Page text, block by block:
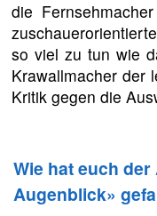
die
so viel zu tun wie
Krawallmacher der
Kritik gegen die
Wie hat euch
Augenblick»